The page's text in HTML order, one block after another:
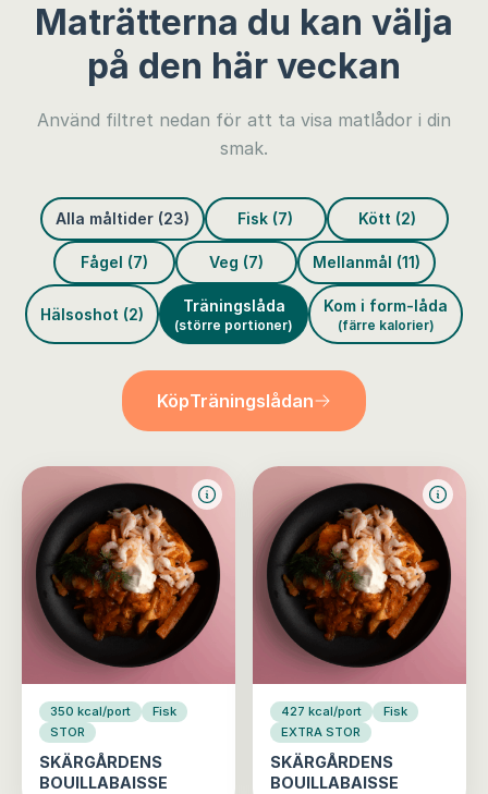
Maträtterna du kan välja
på den här veckan
Använd filtret nedan för att ta visa matlådor i din
smak.
Alla måltider (23) Fisk (7) Kött (2)
Fågel (7) Veg (7) Mellanmål (11)
Hälsoshot (2) Träningslåda
(större portioner)
Kom i form-låda
(färre kalorier)
KöpTräningslådan
350 kcal/port
Fisk
STOR
SKÄRGÅRDENS
BOUILLABAISSE
427 kcal/port
Fisk
EXTRA STOR
SKÄRGÅRDENS
BOUILLABAISSE